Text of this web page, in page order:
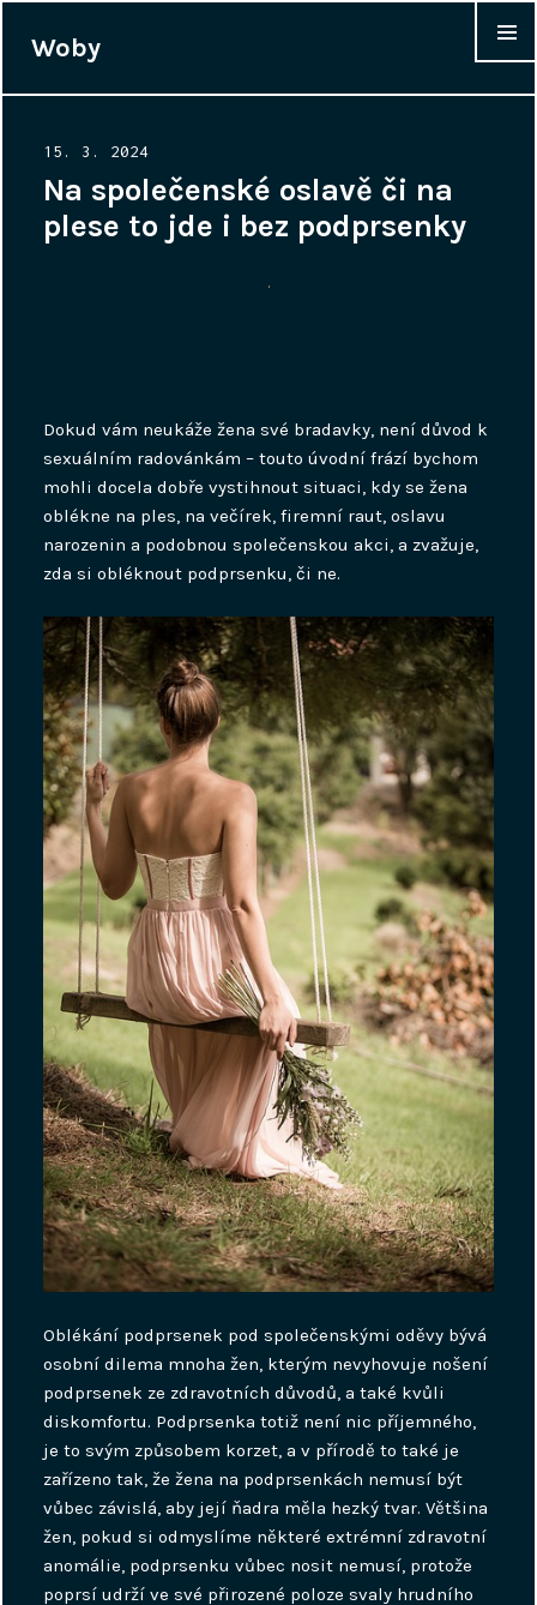
Woby
Posted
on
15. 3. 2024
Na společenské oslavě či na
plese to jde i bez podprsenky
Dokud vám neukáže žena své bradavky, není důvod k
sexuálním radovánkám – touto úvodní frází bychom
mohli docela dobře vystihnout situaci, kdy se žena
oblékne na ples, na večírek, firemní raut, oslavu
narozenin a podobnou společenskou akci, a zvažuje,
zda si obléknout podprsenku, či ne.
Oblékání podprsenek pod společenskými oděvy bývá
osobní dilema mnoha žen, kterým nevyhovuje nošení
podprsenek ze zdravotních důvodů, a také kvůli
diskomfortu. Podprsenka totiž není nic příjemného,
je to svým způsobem korzet, a v přírodě to také je
zařízeno tak, že žena na podprsenkách nemusí být
vůbec závislá, aby její ňadra měla hezký tvar. Většina
žen, pokud si odmyslíme některé extrémní zdravotní
anomálie, podprsenku vůbec nosit nemusí, protože
poprsí udrží ve své přirozené poloze svaly hrudního